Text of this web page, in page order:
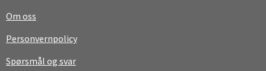
Om oss
Personvernpolicy
Spørsmål og svar